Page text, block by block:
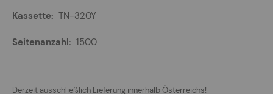
TN-320Y
1500
Derzeit ausschließlich Lieferung innerhalb Österreichs!